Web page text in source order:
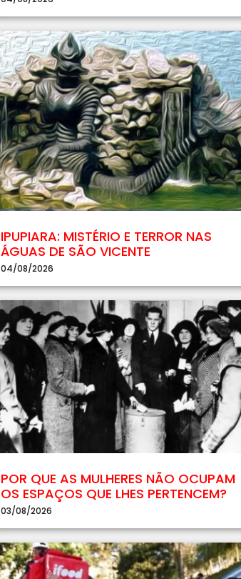
IPUPIARA: MISTÉRIO E TERROR NAS
ÁGUAS DE SÃO VICENTE
04/08/2026
POR QUE AS MULHERES NÃO OCUPAM
OS ESPAÇOS QUE LHES PERTENCEM?
03/08/2026